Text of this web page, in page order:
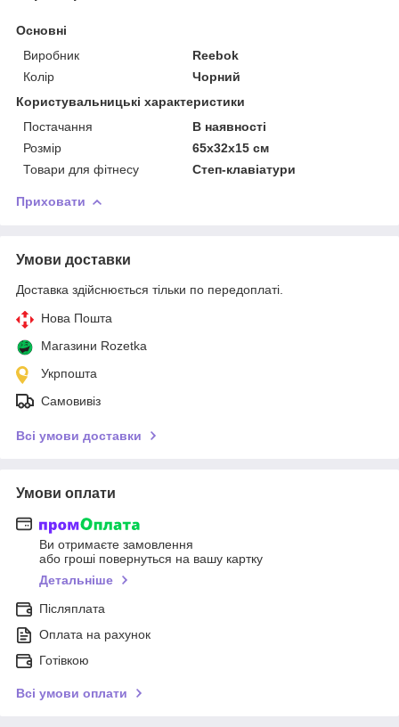
Основні
Виробник
Reebok
Колір
Чорний
Користувальницькі характеристики
Постачання
В наявності
Розмір
65x32x15 см
Товари для фітнесу
Степ-клавіатури
Приховати
Умови доставки
Доставка здійснюється тільки по передоплаті.
Нова Пошта
Магазини Rozetka
Укрпошта
Самовивіз
Всі умови доставки
Умови оплати
Ви отримаєте замовлення
або гроші повернуться на вашу картку
Детальніше
Післяплата
Оплата на рахунок
Готівкою
Всі умови оплати